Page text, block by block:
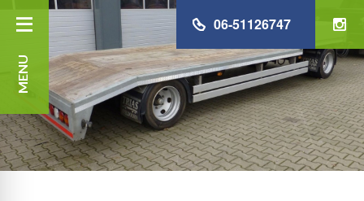
MENU
06-51126747